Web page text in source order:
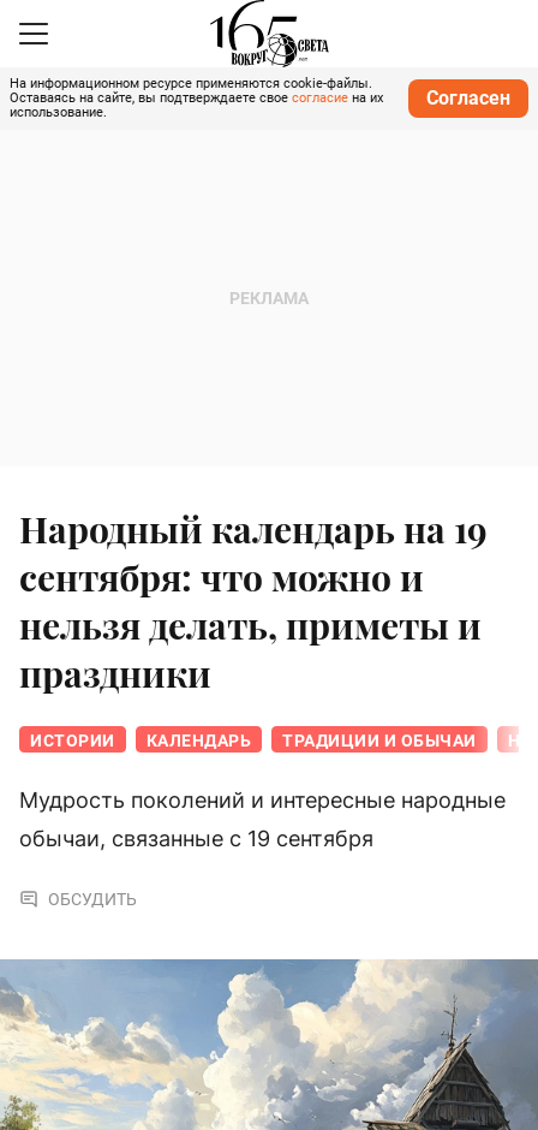
На информационном ресурсе применяются cookie-файлы.
Оставаясь на сайте, вы подтверждаете свое согласие на их
использование.
Согласен
Народный календарь на 19
сентября: что можно и
нельзя делать, приметы и
праздники
ИСТОРИИ КАЛЕНДАРЬ ТРАДИЦИИ И ОБЫЧАИ
Мудрость поколений и интересные народные
обычаи, связанные с 19 сентября
ОБСУДИТЬ